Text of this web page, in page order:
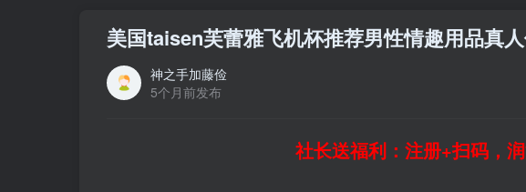
美国taisen芙蕾雅飞机杯推荐男性情趣用品真
神之手加藤俭
5个月前发布
社长送福利：注册+扫码，